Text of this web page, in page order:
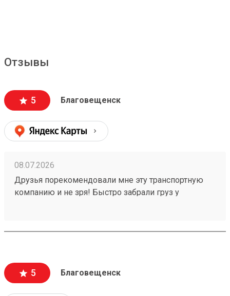
Отзывы
5 Благовещенск
08.07.2026
Друзья порекомендовали мне эту транспортную
компанию и не зря! Быстро забрали груз у
5 Благовещенск